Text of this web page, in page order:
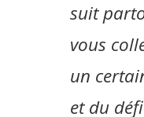
suit
vous
un
et du